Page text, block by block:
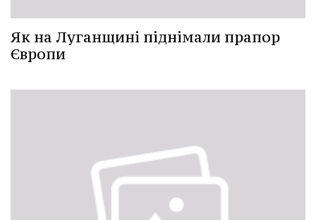
Як на Луганщині піднімали прапор
Європи